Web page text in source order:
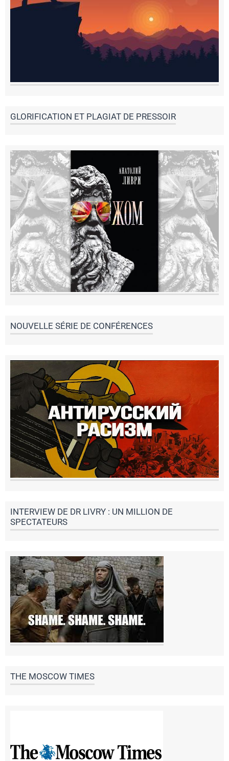
GLORIFICATION ET PLAGIAT DE PRESSOIR
NOUVELLE SÉRIE DE CONFÉRENCES
INTERVIEW DE DR LIVRY : UN MILLION DE
SPECTATEURS
THE MOSCOW TIMES